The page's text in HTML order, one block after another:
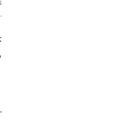
よる供給途絶への備え